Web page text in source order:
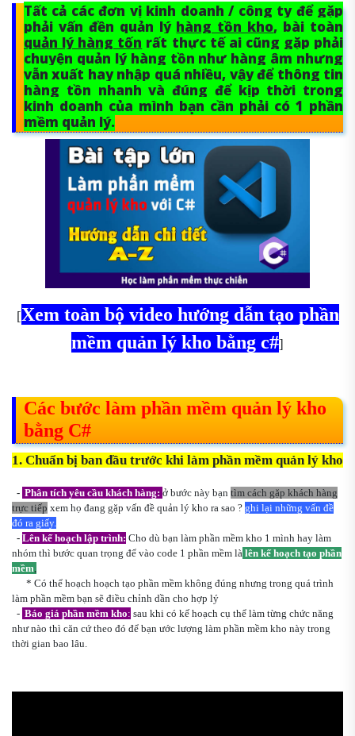
Tất cả các đơn vị kinh doanh / công ty để gặp
phải vấn đền quản lý hàng tồn kho, bài toàn
quản lý hàng tốn rất thực tế ai cũng gặp phải
chuyện quản lý hàng tồn như hàng âm nhưng
vẫn xuất hay nhập quá nhiều, vậy để thông tin
hàng tồn nhanh và đúng để kịp thời trong
kinh doanh của mình bạn cần phải có 1 phần
mềm quản lý.
[Xem toàn bộ video hướng dẫn tạo phần
mềm quản lý kho bằng c#]
Các bước làm phần mềm quản lý kho
bằng C#
1. Chuẩn bị ban đầu trước khi làm phần mềm quản lý kho
- Phân tích yêu cầu khách hàng: ở bước này bạn tìm cách gặp khách hàng
trực tiếp xem họ đang gặp vấn đề quản lý kho ra sao ? ghi lại những vấn đề
đó ra giấy.
- Lên kế hoạch lập trình: Cho dù bạn làm phần mềm kho 1 mình hay làm
nhóm thì bước quan trọng để vào code 1 phần mềm là lên kế hoạch tạo phần
mềm
* Có thể hoạch hoạch tạo phần mềm không đúng nhưng trong quá trình
làm phần mềm bạn sẽ điều chỉnh dần cho hợp lý
- Báo giá phần mềm kho: sau khi có kế hoạch cụ thể làm từng chức năng
như nào thì căn cứ theo đó để bạn ước lượng làm phần mềm kho này trong
thời gian bao lâu.